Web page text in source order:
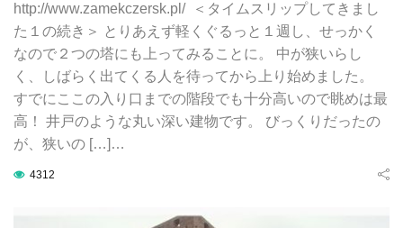
http://www.zamekczersk.pl/ ＜タイムスリップしてきまし
た１の続き＞ とりあえず軽くぐるっと１週し、せっかく
なので２つの塔にも上ってみることに。 中が狭いらし
く、しばらく出てくる人を待ってから上り始めました。
すでにここの入り口までの階段でも十分高いので眺めは最
高！ 井戸のような丸い深い建物です。 びっくりだったの
が、狭いの […]…
4312